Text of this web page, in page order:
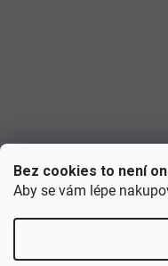
Bez cookies to není
Aby se vám lépe